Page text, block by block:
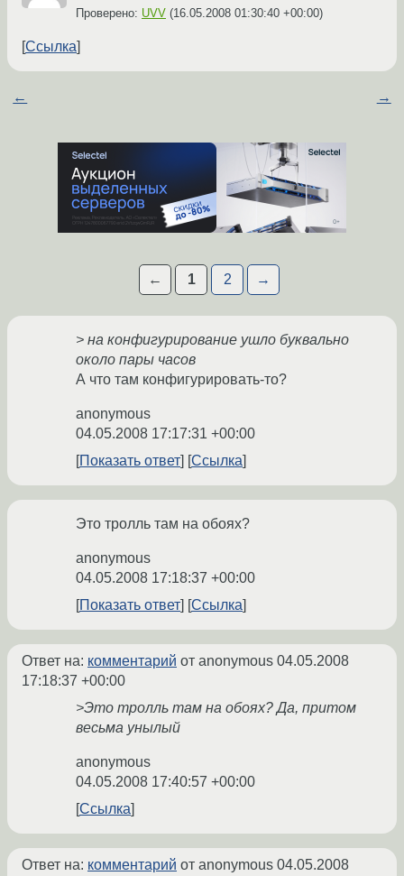
Проверено: UVV (16.05.2008 01:30:40 +00:00)
Ссылка
← →
← 1 2 →
> на конфигурирование ушло буквально
около пары часов
А что там конфигурировать-то?
anonymous
04.05.2008 17:17:31 +00:00
Показать ответ
Ссылка
Это тролль там на обоях?
anonymous
04.05.2008 17:18:37 +00:00
Показать ответ
Ссылка
Ответ на: комментарий от anonymous 04.05.2008
17:18:37 +00:00
>Это тролль там на обоях? Да, притом
весьма унылый
anonymous
04.05.2008 17:40:57 +00:00
Ссылка
Ответ на: комментарий от anonymous 04.05.2008